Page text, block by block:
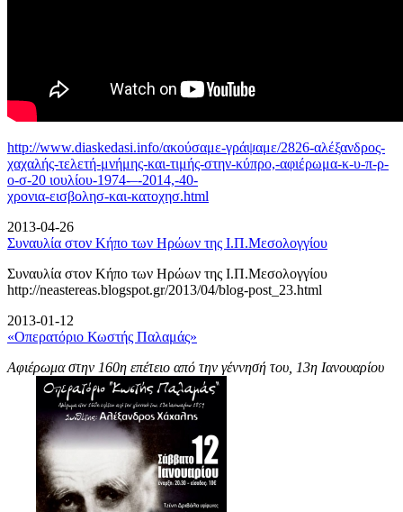
http://www.diaskedasi.info/ακούσαμε-γράψαμε/2826-αλέξανδρος-
χαχαλής-τελετή-μνήμης-και-τιμής-στην-κύπρο,-αφιέρωμα-κ-υ-π-ρ-
ο-σ-20 ιουλίου-1974-–-2014,-40-
χρονια-εισβολησ-και-κατοχησ.html
2013-04-26
Συναυλία στον Κήπο των Ηρώων της Ι.Π.Μεσολογγίου
Συναυλία στον Κήπο των Ηρώων της Ι.Π.Μεσολογγίου
http://neastereas.blogspot.gr/2013/04/blog-post_23.html
2013-01-12
«Οπερατόριο Κωστής Παλαμάς»
Αφιέρωμα στην 160η επέτειο από την γέννησή του, 13η Ιανουαρίου